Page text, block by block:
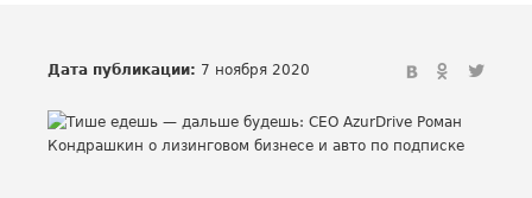
Дата публикации: 7 ноября 2020